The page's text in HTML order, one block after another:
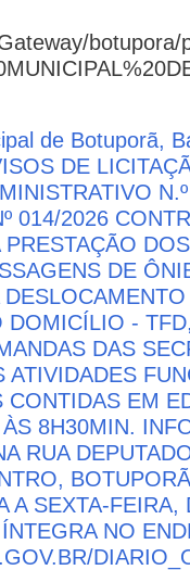
botupora/
de Botuporã,
DE
014/2026
PRESTAÇÃO
DE
DOMICÍLIO -
DAS
ATIVIDADES
EM
8H30MIN.
RUA
A SEXTA-
NO